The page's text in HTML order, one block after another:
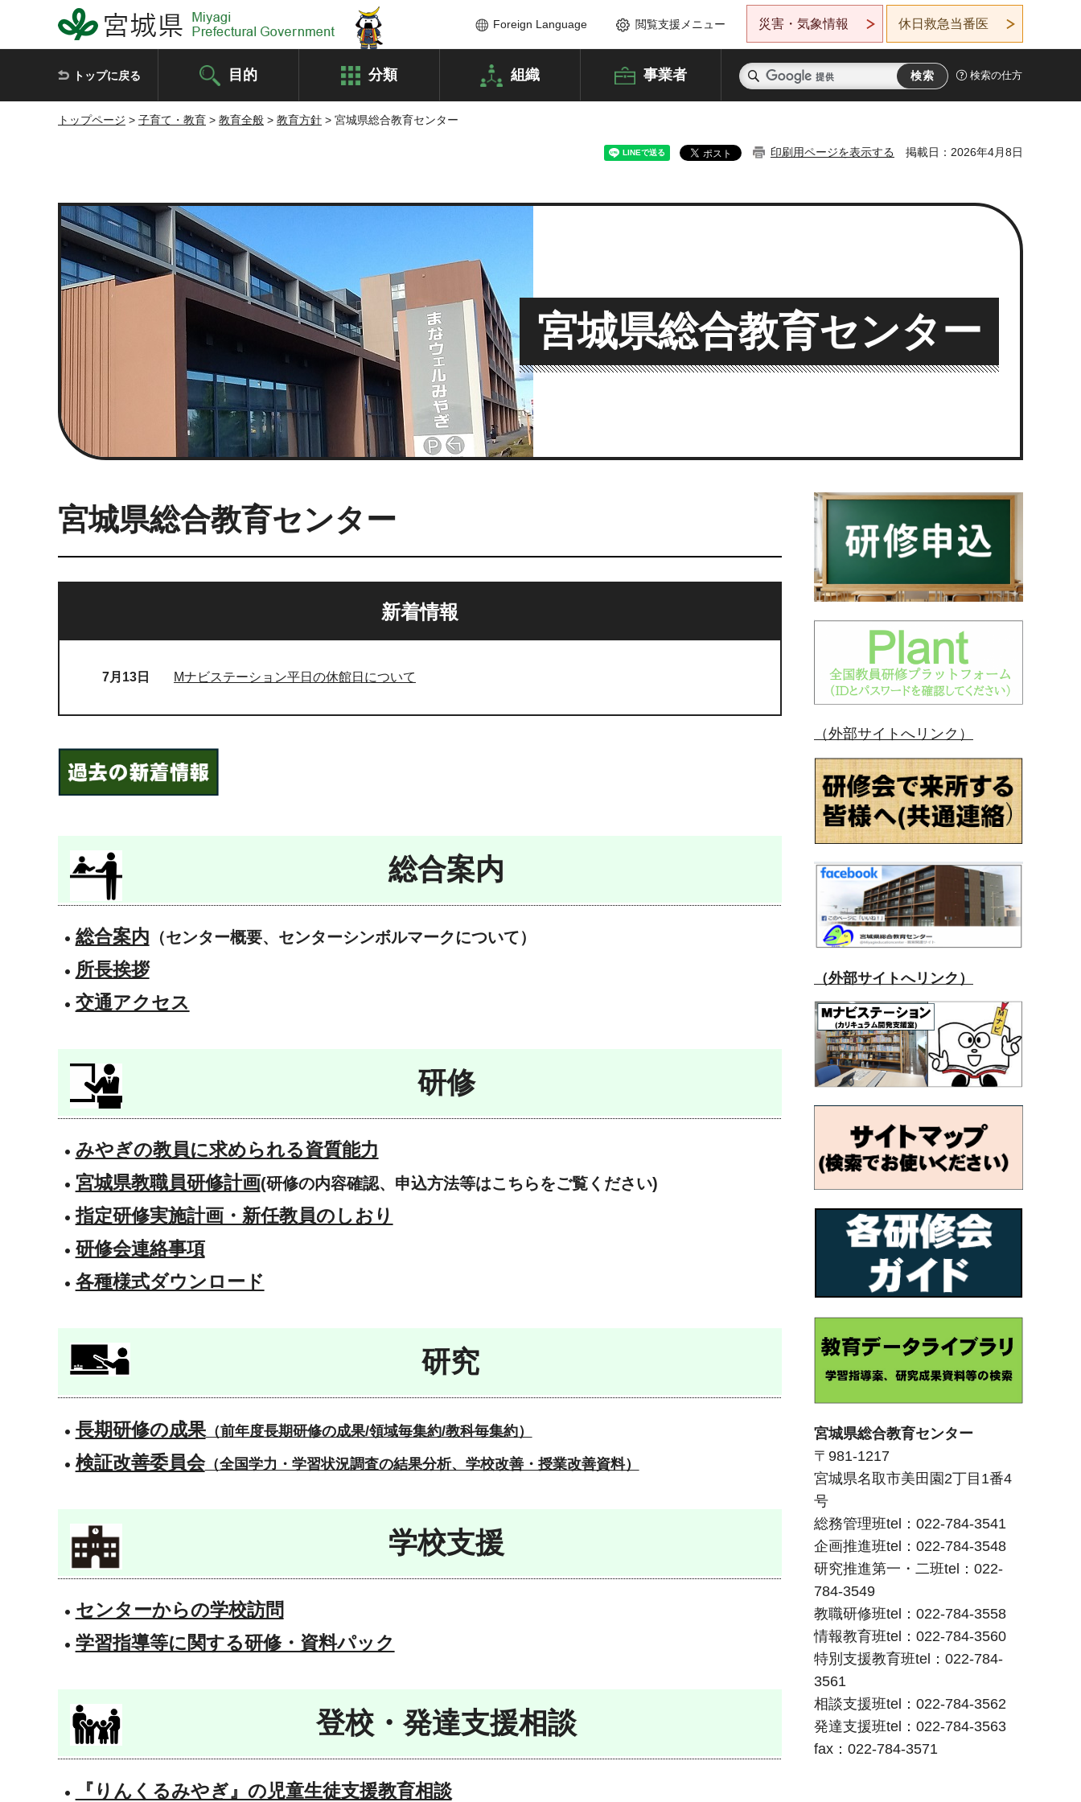
宮城県 Miyagi Prefectural Government Foreign Language 閲覧支援メニュー 災害・気象情報 休日救急当番医
トップに戻る 目的 分類 組織 事業者 検索の仕方
トップページ > 子育て・教育 > 教育全般 > 教育方針 > 宮城県総合教育センター
印刷用ページを表示する 掲載日：2026年4月8日
宮城県総合教育センター
宮城県総合教育センター
新着情報
7月13日 Mナビステーション平日の休館日について
総合案内
総合案内 （センター概要、センターシンボルマークについて）
所長挨拶
交通アクセス
研修
みやぎの教員に求められる資質能力
宮城県教職員研修計画(研修の内容確認、申込方法等はこちらをご覧ください)
指定研修実施計画・新任教員のしおり
研修会連絡事項
各種様式ダウンロード
研究
長期研修の成果（前年度長期研修の成果/領域毎集約/教科毎集約）
検証改善委員会（全国学力・学習状況調査の結果分析、学校改善・授業改善資料）
学校支援
センターからの学校訪問
学習指導等に関する研修・資料パック
登校・発達支援相談
『りんくるみやぎ』の児童生徒支援教育相談
（外部サイトへリンク）
（外部サイトへリンク）
宮城県総合教育センター
〒981-1217
宮城県名取市美田園2丁目1番4
号
総務管理班tel：022-784-3541
企画推進班tel：022-784-3548
研究推進第一・二班tel：022-
784-3549
教職研修班tel：022-784-3558
情報教育班tel：022-784-3560
特別支援教育班tel：022-784-
3561
相談支援班tel：022-784-3562
発達支援班tel：022-784-3563
fax：022-784-3571